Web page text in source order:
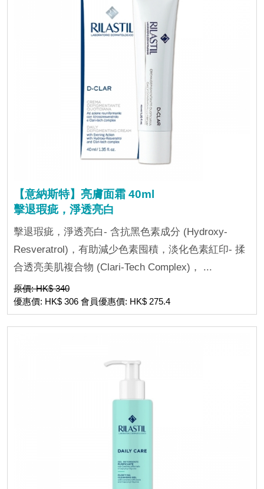
【意納斯特】亮膚面霜 40ml
擊退瑕疵，淨透亮白
擊退瑕疵，淨透亮白- 含抗黑色素成分 (Hydroxy-
Resveratrol)，有助減少色素囤積，淡化色素紅印- 揉
合透亮美肌複合物 (Clari-Tech Complex)， ...
原價: HK$ 340
優惠價: HK$ 306 會員優惠價: HK$ 275.4